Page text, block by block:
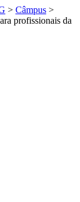
> Câmpus >
profissionais da